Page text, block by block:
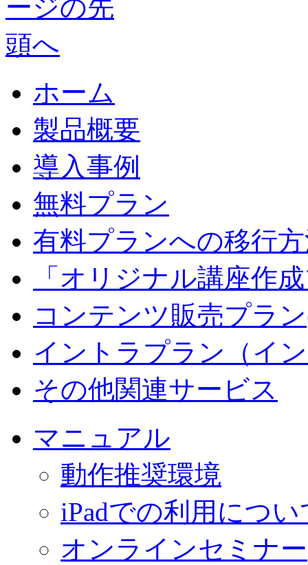
ホーム
製品概要
導入事例
無料プラン
有料プランへの移行
「オリジナル講座作
コンテンツ販売プラ
イントラプラン（イ
その他関連サービス
マニュアル
動作推奨環境
iPadでの利用につい
オンラインセミナー